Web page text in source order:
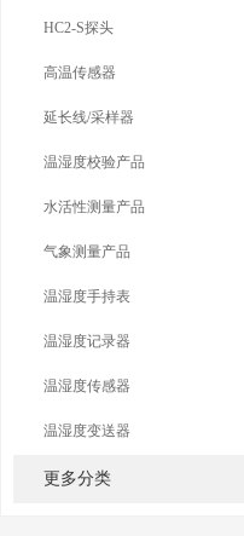
HC2-S探头
高温传感器
延长线/采样器
温湿度校验产品
水活性测量产品
气象测量产品
温湿度手持表
温湿度记录器
温湿度传感器
温湿度变送器
更多分类